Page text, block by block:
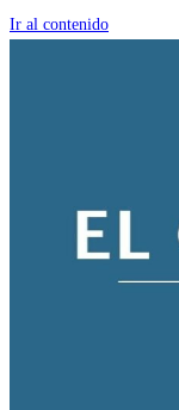
Ir al contenido